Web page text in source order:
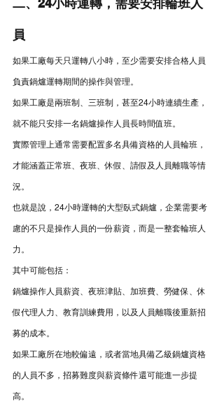
二、24小時運轉，需要安排輪班人
員
如果工廠每天只運轉八小時，至少需要安排合格人員
負責鍋爐運轉期間的操作與管理。
如果工廠是兩班制、三班制，甚至24小時連續生產，
就不能只安排一名鍋爐操作人員長時間值班。
實際管理上通常需要配置多名具備資格的人員輪班，
才能涵蓋正常班、夜班、休假、請假及人員離職等情
況。
也就是說，24小時運轉的大型臥式鍋爐，企業需要考
慮的不只是操作人員的一份薪資，而是一整套輪班人
力。
其中可能包括：
鍋爐操作人員薪資、夜班津貼、加班費、勞健保、休
假代理人力、教育訓練費用，以及人員離職後重新招
募的成本。
如果工廠所在地較偏遠，或者當地具備乙級鍋爐資格
的人員不多，招募難度與薪資條件還可能進一步提
高。